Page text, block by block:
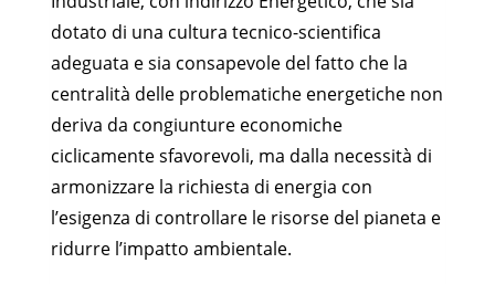
dotato di una cultura tecnico-scientifica
adeguata e sia consapevole del fatto che la
centralità delle problematiche energetiche non
deriva da congiunture economiche
ciclicamente sfavorevoli, ma dalla necessità di
armonizzare la richiesta di energia con
l’esigenza di controllare le risorse del pianeta e
ridurre l’impatto ambientale.